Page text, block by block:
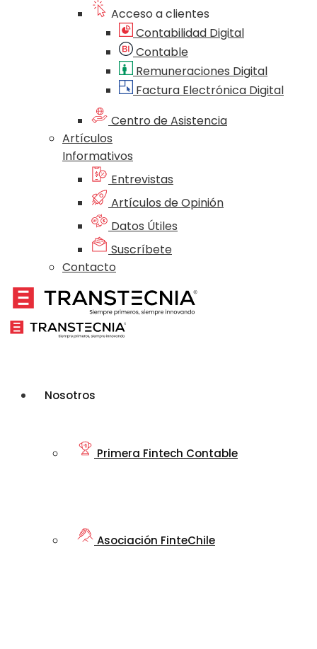
Acceso a clientes
Contabilidad Digital
Contable
Remuneraciones Digital
Factura Electrónica Digital
Centro de Asistencia
Artículos
Informativos
Entrevistas
Artículos de Opinión
Datos Útiles
Suscríbete
Contacto
Nosotros
Primera Fintech Contable
Asociación FinteChile